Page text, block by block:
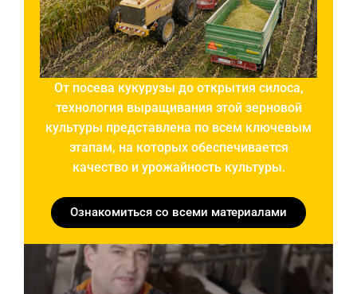
От посева кукурузы до открытия силоса,
технология выращивания этой зерновой
культуры представлена по всем ключевым
этапам, на которых обеспечивается
качество и урожайность культуры.
Ознакомиться со всеми материалами